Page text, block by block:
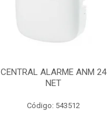
CENTRAL ALARME ANM 24
NET
Código: 543512